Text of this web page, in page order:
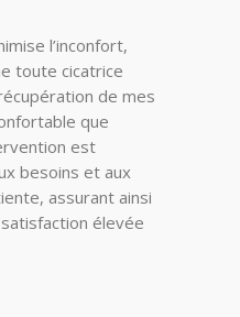
l’inconfort,
toute cicatrice
de mes
que
est
besoins et aux
assurant ainsi